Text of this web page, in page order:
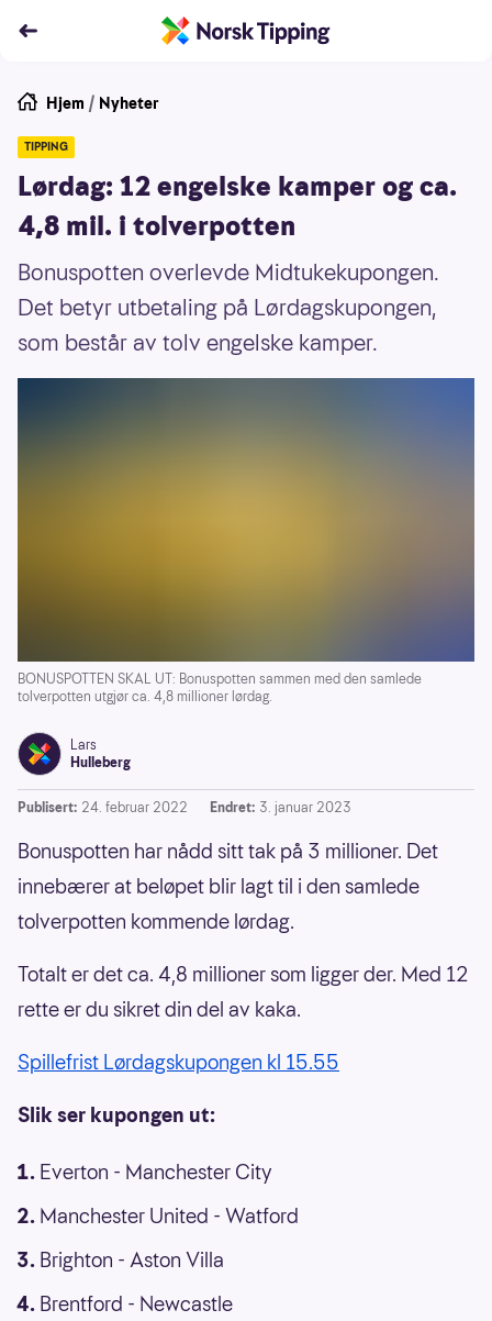
Hjem / Nyheter
TIPPING
Lørdag: 12 engelske kamper og ca.
4,8 mil. i tolverpotten
Bonuspotten overlevde Midtukekupongen.
Det betyr utbetaling på Lørdagskupongen,
som består av tolv engelske kamper.
BONUSPOTTEN SKAL UT: Bonuspotten sammen med den samlede
tolverpotten utgjør ca. 4,8 millioner lørdag.
Lars
Hulleberg
Publisert: 24. februar 2022 Endret: 3. januar 2023
Bonuspotten har nådd sitt tak på 3 millioner. Det
innebærer at beløpet blir lagt til i den samlede
tolverpotten kommende lørdag.
Totalt er det ca. 4,8 millioner som ligger der. Med 12
rette er du sikret din del av kaka.
Spillefrist Lørdagskupongen kl 15.55
Slik ser kupongen ut:
Everton - Manchester City
Manchester United - Watford
Brighton - Aston Villa
Brentford - Newcastle